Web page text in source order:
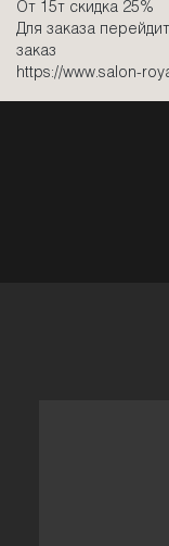
От 15т скидка 25%
Для заказа
заказ
https://www.salon-